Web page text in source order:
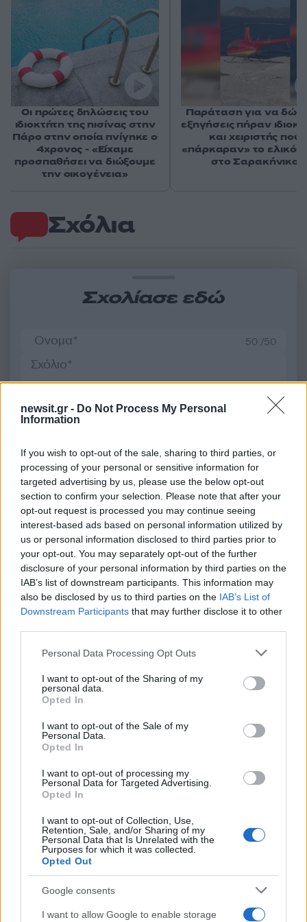
newsit.gr - Do Not Process My Personal
Information
If you wish to opt-out of the sale, sharing to third parties, or
processing of your personal or sensitive information for
targeted advertising by us, please use the below opt-out
section to confirm your selection. Please note that after your
opt-out request is processed you may continue seeing
interest-based ads based on personal information utilized by
us or personal information disclosed to third parties prior to
your opt-out. You may separately opt-out of the further
disclosure of your personal information by third parties on the
IAB’s list of downstream participants. This information may
also be disclosed by us to third parties on the IAB’s List of
Downstream Participants that may further disclose it to other
Please note that this website/app uses one or more Google
not limited to your visit or usage behaviour. You may click to
grant or deny consent to Google and its third-party tags to
use your data for below specified purposes in below Google
consent section.
Personal Data Processing Opt Outs
I want to opt-out of the Sharing of my
personal data.
Opted In
I want to opt-out of the Sale of my
Personal Data.
Opted In
I want to opt-out of processing my
Personal Data for Targeted Advertising.
Opted In
I want to opt-out of Collection, Use,
Retention, Sale, and/or Sharing of my
Personal Data that Is Unrelated with the
Purposes for which it was collected.
Opted Out
Google consents
I want to allow Google to enable storage
Σχόλια
Σχολίασε εδώ
50 /50
Υποβολή σχολίου
Όροι Χρήσης. Το site προστατεύεται από reCAPTCHA, ισχύουν
Πολιτική Απορρήτου & Όροι Χρήσης της Google.
Διεθνή
ΕΠΙΤΟΚΙΑ
ΕΥΡΩΠΑΙΚΗ ΚΕΝΤΡΙΚΗ ΤΡΑΠΕΖΑ
ΚΡΙΣΤΙΝ ΛΑΓΚΑΡΝΤ
Share:
Ακολουθήστε το Νewsit.gr στοGoogle Newsκαι
τελευταία νέατης ημέρας
Οι πρώτες δηλώσεις του
ιδιοκτήτη της πισίνας στην
Πάρο στην οποία πνίγηκε ο
4χρονος - «Είχαμε
προσπαθήσει να διώξουμε
την οικογένεια»
Παράταση για να
εξηγήσεις πήραν
και χειριστής που
«πάρκαραν» το
στο Σαρακήνικο
Πιο δημοφιλή
Πάρος: «Αν ήταν κάποιος πάνω από την
πισίνα, δε θα είχα θρηνήσει το παιδί μου» –
Η σπαρακτική περιγραφή του πατέρα και
του beach bar
Μπρίτνεϊ Σπίαρς: Έκανε αποτυχημένο
μπότοξ και ανέβασε στο Instagram την
εμπειρία της
Ο δημοσιογράφος Βασίλης Τσεκούρας
ανακοίνωσε ότι παντρεύεται τη σύντροφό
του, Γωγώ Μπαλή